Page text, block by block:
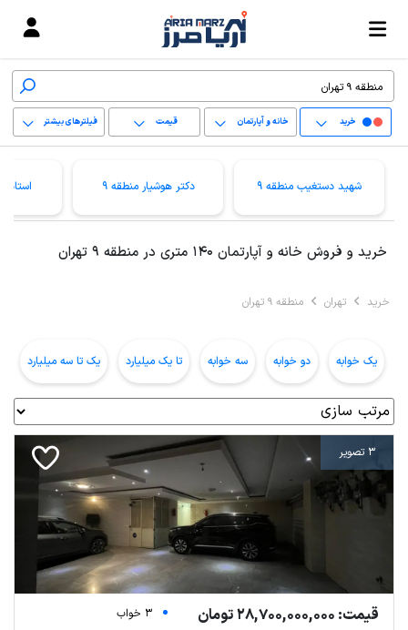
خرید خانه و آپارتمان قیمت فیلترهای بیشتر
پاک کردن محدوده
شهید دستغیب منطقه 9 دکتر هوشیار منطقه 9 استاد
خرید و فروش خانه و آپارتمان 140 متری در منطقه 9 تهران
خرید تهران منطقه 9 تهران
یک خوابه دو خوابه سه خوابه تا یک میلیارد یک تا سه میلیارد
3 تصویر
قیمت: 28,700,000,000 تومان
3 خواب